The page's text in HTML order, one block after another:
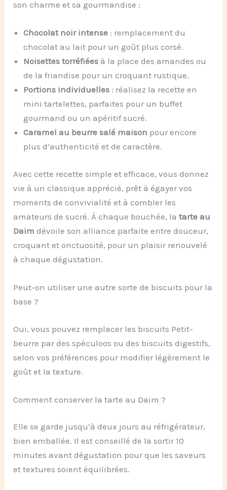
son charme et sa gourmandise :
Chocolat noir intense : remplacement du
chocolat au lait pour un goût plus corsé.
Noisettes torréfiées à la place des amandes ou
de la friandise pour un croquant rustique.
Portions individuelles : réalisez la recette en
mini tartelettes, parfaites pour un buffet
gourmand ou un apéritif sucré.
Caramel au beurre salé maison pour encore
plus d’authenticité et de caractère.
Avec cette recette simple et efficace, vous donnez
vie à un classique apprécié, prêt à égayer vos
moments de convivialité et à combler les
amateurs de sucré. À chaque bouchée, latarte au
Daim dévoile son alliance parfaite entre douceur,
croquant et onctuosité, pour un plaisir renouvelé
à chaque dégustation.
Peut-on utiliser une autre sorte de biscuits pour la
base ?
Oui, vous pouvez remplacer les biscuits Petit-
beurre par des spéculoos ou des biscuits digestifs,
selon vos préférences pour modifier légèrement le
goût et la texture.
Comment conserver la tarte au Daim ?
Elle se garde jusqu’à deux jours au réfrigérateur,
bien emballée. Il est conseillé de la sortir 10
minutes avant dégustation pour que les saveurs
et textures soient équilibrées.